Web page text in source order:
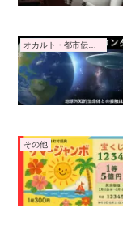
オカルト・都市伝説・予言
その他